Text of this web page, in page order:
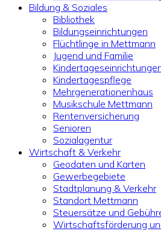
Bildung & Soziales
Bibliothek
Bildungseinrichtungen
Flüchtlinge in Mettmann
Jugend und Familie
Kindertagespflege
Mehrgenerationenhaus
Musikschule Mettmann
Rentenversicherung
Senioren
Sozialagentur
Wirtschaft & Verkehr
Geodaten und Karten
Gewerbegebiete
Stadtplanung & Verkehr
Standort Mettmann
Steuersätze und
Wirtschaftsförderung